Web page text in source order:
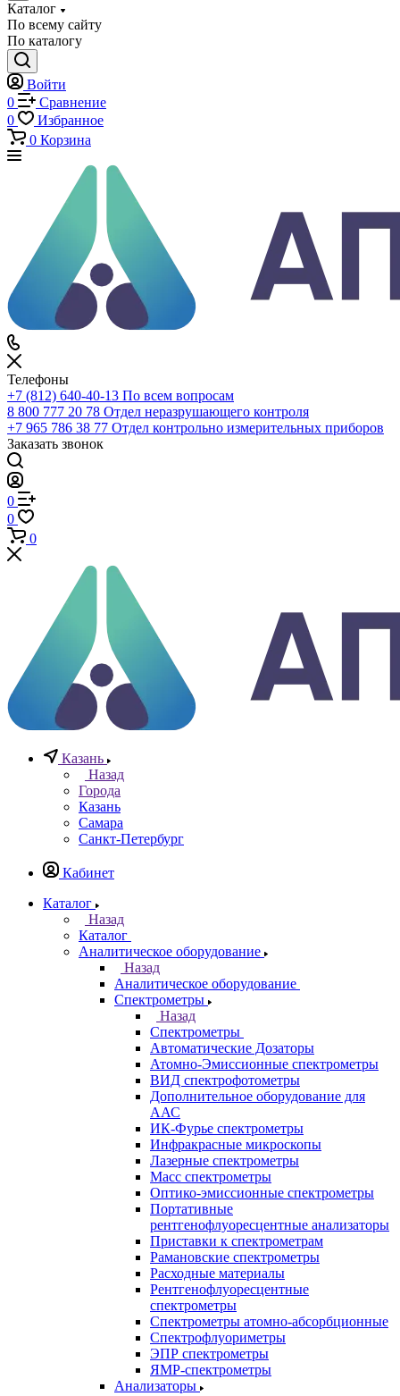
Каталог
Каталог
По всему сайту
По каталогу
Сравнение
Избранное
Корзина
Телефоны
+7 (812) 640-40-13
8 800 777 20 78
+7 965 786 38 77
Заказать звонок
Назад
Казань
Самара
Санкт-Петербург
Аналитическое оборудование
Назад
Аналитическое оборудование
Спектрометры
Назад
Спектрометры
Автоматические Дозаторы
Атомно-Эмиссионные спектрометры
ВИД спектрофотометры
Дополнительное оборудование для
ААС
ИК-Фурье спектрометры
Инфракрасные микроскопы
Лазерные спектрометры
Масс спектрометры
Оптико-эмиссионные спектрометры
Портативные
рентгенофлуоресцентные анализаторы
Приставки к спектрометрам
Рамановские спектрометры
Расходные материалы